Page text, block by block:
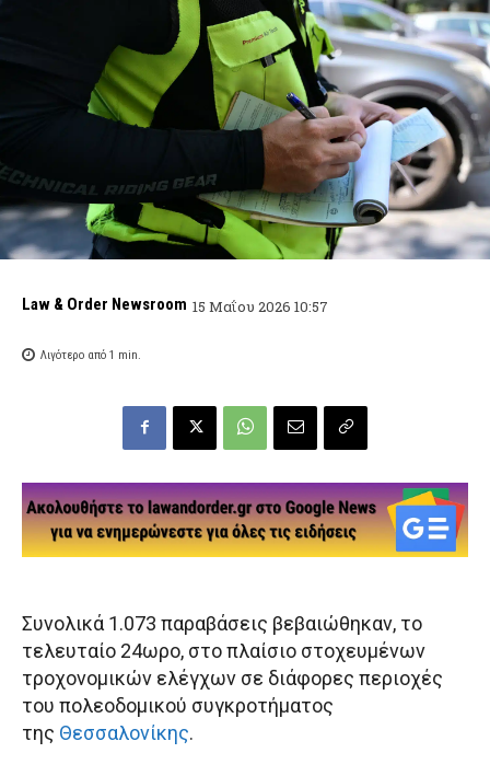
Law & Order Newsroom 15 Μαΐου 2026 10:57
Λιγότερο από 1 min.
Συνολικά 1.073 παραβάσεις βεβαιώθηκαν, το
τελευταίο 24ωρο, στο πλαίσιο στοχευμένων
τροχονομικών ελέγχων σε διάφορες περιοχές
του πολεοδομικού συγκροτήματος
της Θεσσαλονίκης.